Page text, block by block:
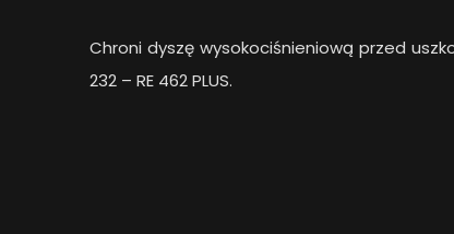
Chroni dyszę wysokociśnieniową przed
232 – RE 462 PLUS.